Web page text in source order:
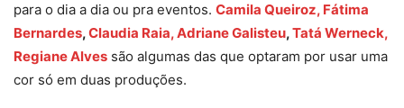
para o dia a dia ou pra eventos. Camila Queiroz, Fátima
Bernardes,Claudia Raia,Adriane Galisteu,Tatá Werneck,
Regiane Alves são algumas das que optaram por usar uma
cor só em duas produções.